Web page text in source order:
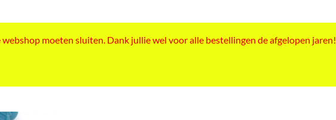
moeten sluiten. Dank jullie wel voor alle bestellingen de afgelopen jaren!